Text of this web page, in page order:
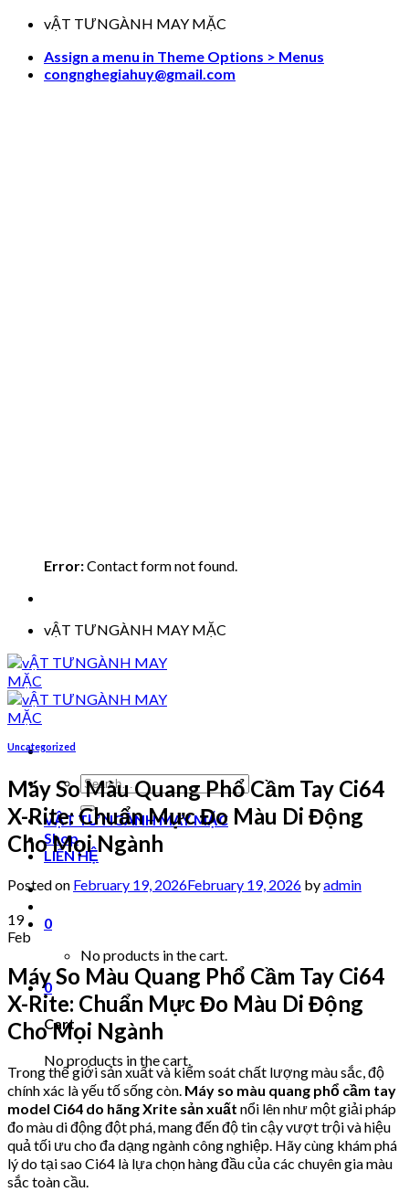
Skip
content
vẬT TƯNGÀNH MAY MẶC
Assign a menu in Theme Options > Menus
congnghegiahuy@gmail.com
Error:Contact form not found.
vẬT TƯNGÀNH MAY MẶC
Search
for:
VẬT TƯ NGÀNH MAY MẶC
Shop
LIÊN HỆ
0
No products in the cart.
0
Cart
No products in the cart.
Uncategorized
Máy So Màu Quang Phổ Cầm Tay Ci64
X-Rite: Chuẩn Mực Đo Màu Di Động
Cho Mọi Ngành
Posted on February 19, 2026February 19, 2026 byadmin
19
Feb
Máy So Màu Quang Phổ Cầm Tay Ci64
X-Rite: Chuẩn Mực Đo Màu Di Động
Cho Mọi Ngành
Trong thế giới sản xuất và kiểm soát chất lượng màu sắc, độ
chính xác là yếu tố sống còn. Máy so màu quang phổ cầm tay
model Ci64 do hãng Xrite sản xuất nổi lên như một giải pháp
đo màu di động đột phá, mang đến độ tin cậy vượt trội và hiệu
quả tối ưu cho đa dạng ngành công nghiệp. Hãy cùng khám phá
lý do tại sao Ci64 là lựa chọn hàng đầu của các chuyên gia màu
sắc toàn cầu.